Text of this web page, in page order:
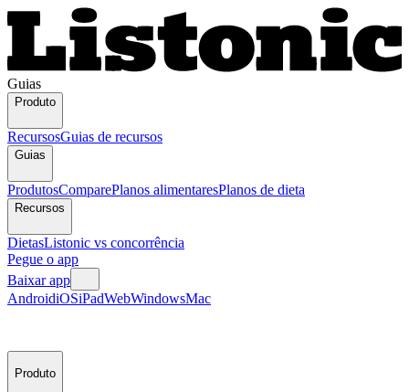
Guias
Produto
RecursosGuias de recursos
Guias
ProdutosComparePlanos alimentaresPlanos de dieta
Recursos
DietasListonic vs concorrência
Pegue o app
Baixar app
AndroidiOSiPadWebWindowsMac
Produto